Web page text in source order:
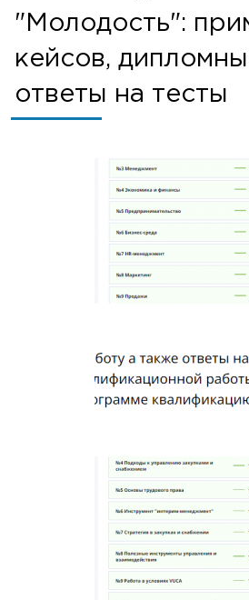
"Молодость":
кейсов,
ответы на тесты
или напишите нам
⚠️ Пожалуйста, пишите в